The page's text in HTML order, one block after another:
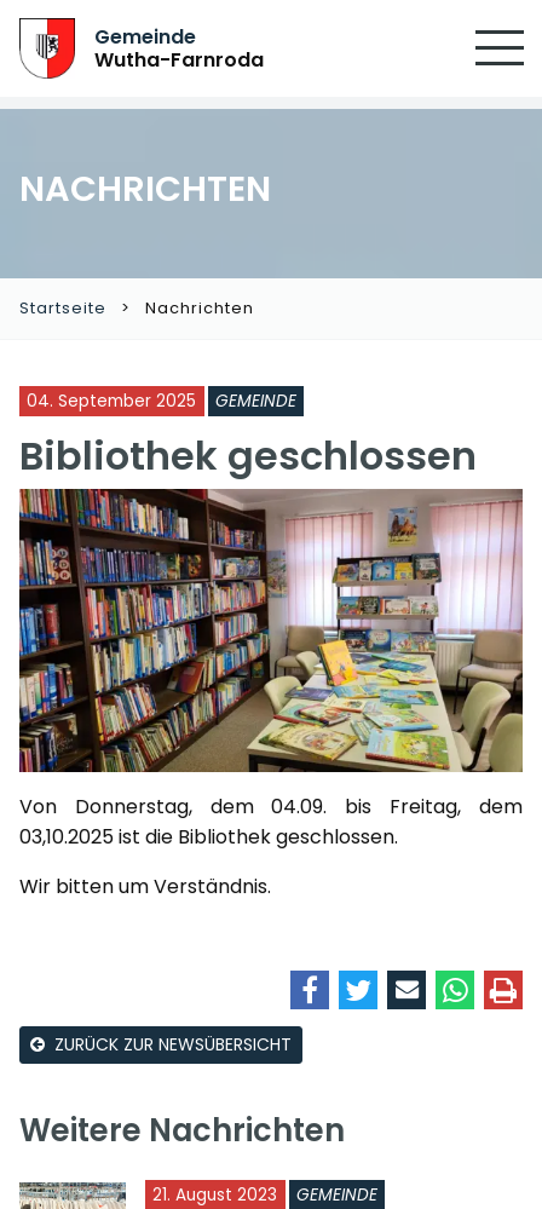
Gemeinde
Wutha-Farnroda
NACHRICHTEN
Startseite Nachrichten
04. September 2025 GEMEINDE
Bibliothek geschlossen
Von Donnerstag, dem 04.09. bis Freitag, dem
03,10.2025 ist die Bibliothek geschlossen.
Wir bitten um Verständnis.
ZURÜCK ZUR NEWSÜBERSICHT
Weitere Nachrichten
21. August 2023 GEMEINDE